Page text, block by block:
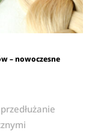
– nowoczesne